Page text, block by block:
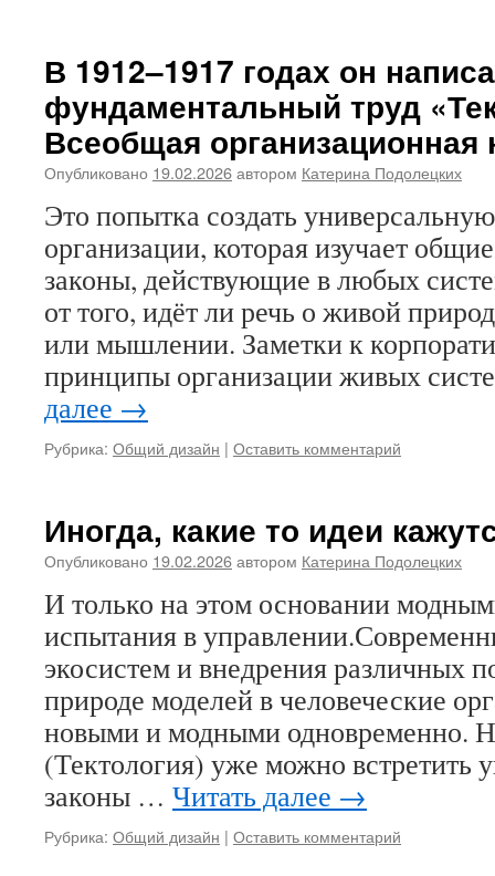
В 1912–1917 годах он
фундаментальный труд
Всеобщая организационная
Опубликовано 19.02.2026автором Катерина Подолецких
Это попытка создать
организации, которая изучает
законы, действующие в любых
от того, идёт ли речь о живой
или мышлении. Заметки к
принципы организации живых
далее →
Рубрика: Общий дизайн | Оставить комментарий
Иногда, какие то идеи
Опубликовано 19.02.2026автором Катерина Подолецких
И только на этом основании
испытания в
экосистем и внедрения различных
природе моделей в человеческие
новыми и модными одновременно.
(Тектология) уже можно встретить
законы … Читать далее →
Рубрика: Общий дизайн | Оставить комментарий